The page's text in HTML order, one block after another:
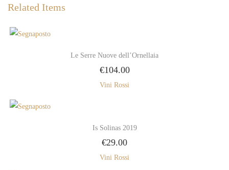
Related Items
Le Serre Nuove dell’Ornellaia
€104.00
Vini Rossi
Is Solinas 2019
€29.00
Vini Rossi